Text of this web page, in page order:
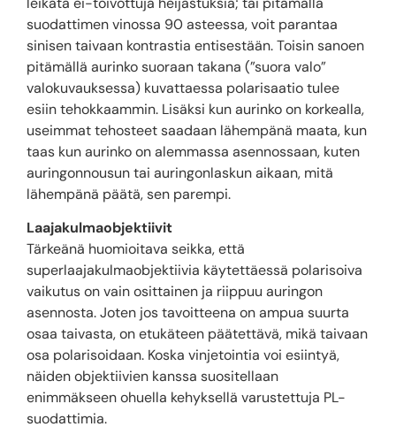
suodattimen vinossa 90 asteessa, voit parantaa
sinisen taivaan kontrastia entisestään. Toisin sanoen
pitämällä aurinko suoraan takana (”suora valo”
valokuvauksessa) kuvattaessa polarisaatio tulee
esiin tehokkaammin. Lisäksi kun aurinko on korkealla,
useimmat tehosteet saadaan lähempänä maata, kun
taas kun aurinko on alemmassa asennossaan, kuten
auringonnousun tai auringonlaskun aikaan, mitä
lähempänä päätä, sen parempi.
Laajakulmaobjektiivit
Tärkeänä huomioitava seikka, että
superlaajakulmaobjektiivia käytettäessä polarisoiva
vaikutus on vain osittainen ja riippuu auringon
asennosta. Joten jos tavoitteena on ampua suurta
osaa taivasta, on etukäteen päätettävä, mikä taivaan
osa polarisoidaan. Koska vinjetointia voi esiintyä,
näiden objektiivien kanssa suositellaan
enimmäkseen ohuella kehyksellä varustettuja PL-
suodattimia.